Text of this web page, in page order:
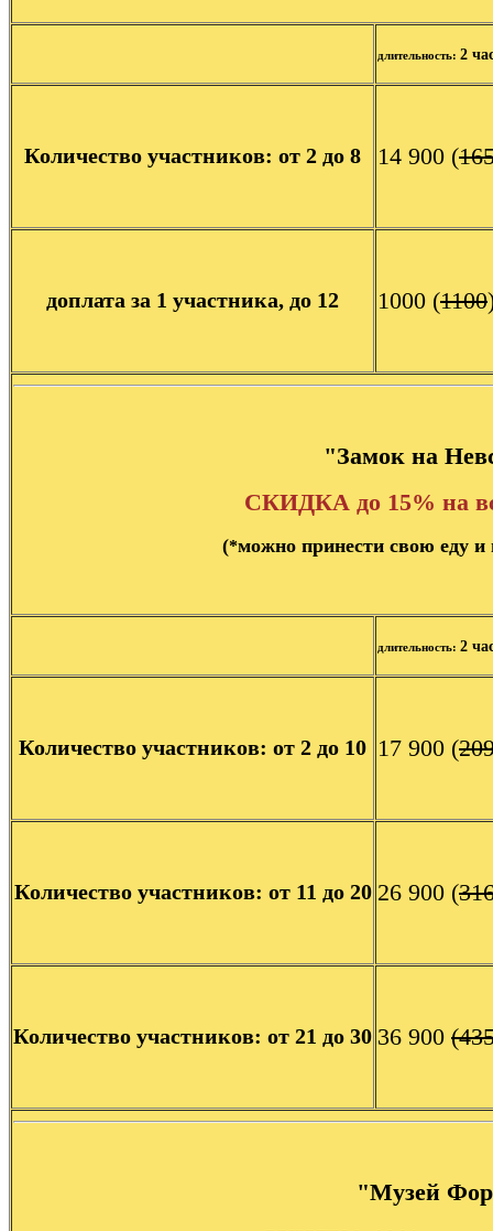
длительность: 2
Количество участников: от 2 до 8 14 900 (
доплата за 1 участника, до 12 1000 (1100
"Замок на
СКИДКА до 15% на
(*можно принести свою еду и
длительность: 2
Количество участников: от 2 до 10 17 900 (
Количество участников: от 11 до 20 26 900 (
Количество участников: от 21 до 30 36 900
"Музей